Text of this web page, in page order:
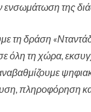
της
τη δράση
όλη τη χώρα,
πληροφόρηση